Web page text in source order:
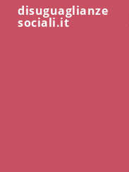
disuguaglianze
sociali.it